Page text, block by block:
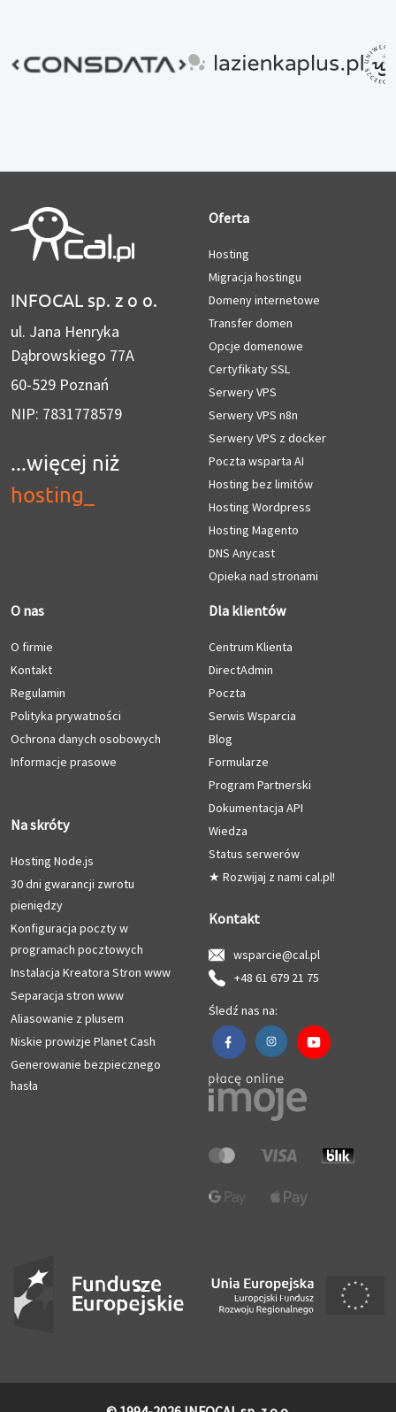
INFOCAL sp. z o o.
ul. Jana Henryka
Dąbrowskiego 77A
60-529 Poznań
NIP: 7831778579
...więcej niż
hosting
Oferta
Hosting
Migracja hostingu
Domeny internetowe
Transfer domen
Opcje domenowe
Certyfikaty SSL
Serwery VPS
Serwery VPS n8n
Serwery VPS z docker
Poczta wsparta AI
Hosting bez limitów
Hosting Wordpress
Hosting Magento
DNS Anycast
Opieka nad stronami
O nas
O firmie
Kontakt
Regulamin
Polityka prywatności
Ochrona danych osobowych
Informacje prasowe
Na skróty
Hosting Node.js
30 dni gwarancji zwrotu
pieniędzy
Konfiguracja poczty w
programach pocztowych
Instalacja Kreatora Stron www
Separacja stron www
Aliasowanie z plusem
Niskie prowizje Planet Cash
Generowanie bezpiecznego
hasła
Dla klientów
Centrum Klienta
DirectAdmin
Poczta
Serwis Wsparcia
Blog
Formularze
Program Partnerski
Dokumentacja API
Wiedza
Status serwerów
★ Rozwijaj z nami cal.pl!
Kontakt
wsparcie@cal.pl
+48 61 679 21 75
Śledź nas na: